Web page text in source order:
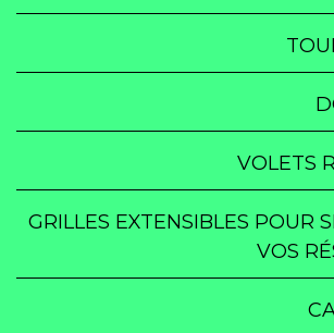
VOLETS
GRILLES EXTENSIBLES POUR
VOS